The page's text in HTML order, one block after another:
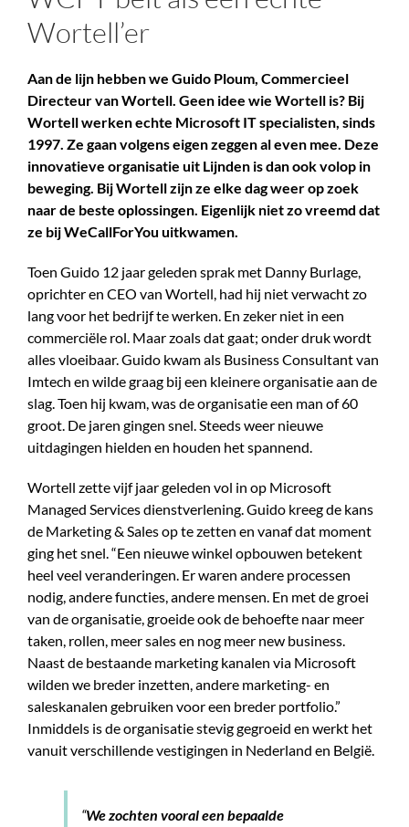
Publicaties
Contact
Wortell’er
Aan de lijn hebben we Guido Ploum, Commercieel
Directeur van Wortell. Geen idee wie Wortell is? Bij
Wortell werken echte Microsoft IT specialisten, sinds
1997. Ze gaan volgens eigen zeggen al even mee. Deze
innovatieve organisatie uit Lijnden is dan ook volop in
beweging. Bij Wortell zijn ze elke dag weer op zoek
naar de beste oplossingen. Eigenlijk niet zo vreemd dat
ze bij WeCallForYou uitkwamen.
Toen Guido 12 jaar geleden sprak met Danny Burlage,
oprichter en CEO van Wortell, had hij niet verwacht zo
lang voor het bedrijf te werken. En zeker niet in een
commerciële rol. Maar zoals dat gaat; onder druk wordt
alles vloeibaar. Guido kwam als Business Consultant van
Imtech en wilde graag bij een kleinere organisatie aan de
slag. Toen hij kwam, was de organisatie een man of 60
groot. De jaren gingen snel. Steeds weer nieuwe
uitdagingen hielden en houden het spannend.
Wortell zette vijf jaar geleden vol in op Microsoft
Managed Services dienstverlening. Guido kreeg de kans
de Marketing & Sales op te zetten en vanaf dat moment
ging het snel. “Een nieuwe winkel opbouwen betekent
heel veel veranderingen. Er waren andere processen
nodig, andere functies, andere mensen. En met de groei
van de organisatie, groeide ook de behoefte naar meer
taken, rollen, meer sales en nog meer new business.
Naast de bestaande marketing kanalen via Microsoft
wilden we breder inzetten, andere marketing- en
saleskanalen gebruiken voor een breder portfolio.”
Inmiddels is de organisatie stevig gegroeid en werkt het
vanuit verschillende vestigingen in Nederland en België.
“We zochten vooral een bepaalde